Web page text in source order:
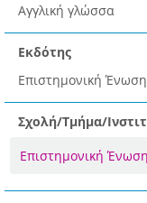
Αγγλική γλώσσα
Εκδότης
Επιστημονική
Σχολή/Τμήμα/
Επιστημονική